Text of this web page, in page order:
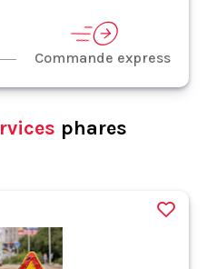
Commande express
phares